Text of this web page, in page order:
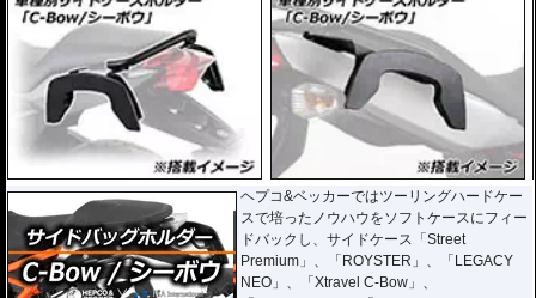
ヘプコ&ベッカーではツーリングハードケー
スで培ったノウハウをソフトケースにフィー
ドバックし、サイドケース「Street
Premium」、「ROYSTER」、「LEGACY
NEO」、「Xtravel C-Bow」、